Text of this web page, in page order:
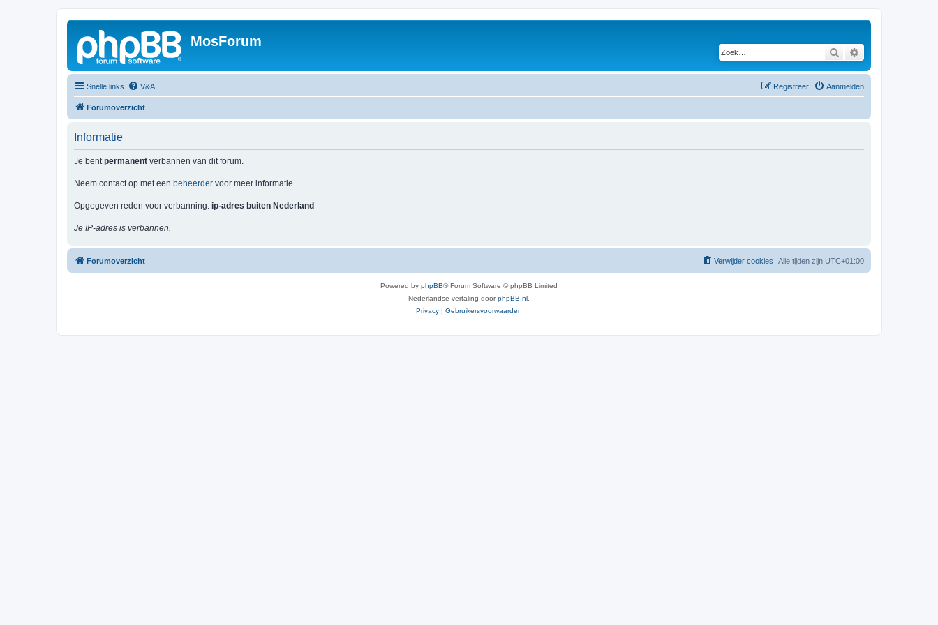
MosForum
Zoek
Snelle links V&A Aanmelden
Registreer
Forumoverzicht
Informatie
Je bentpermanent verbannen van dit forum.
Neem contact op met een beheerder voor meer informatie.
Opgegeven reden voor verbanning: ip-adres buiten Nederland
Je IP-adres is verbannen.
Forumoverzicht Alle tijden zijn UTC+01:00
Verwijder cookies
Powered by phpBB® Forum Software © phpBB Limited
Nederlandse vertaling doorphpBB.nl
Privacy | Gebruikersvoorwaarden